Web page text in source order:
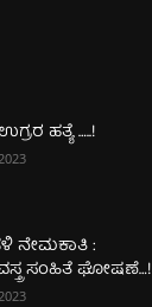
ಹತ್ಯೆ …..!
ನೇಮಕಾತಿ :
ಸಂಹಿತೆ ಘೋಷಣೆ…!